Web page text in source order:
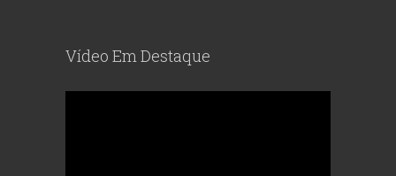
Vídeo Em Destaque